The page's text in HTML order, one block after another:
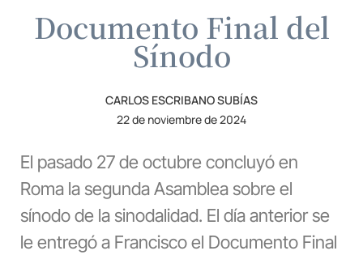
Documento Final del
Sínodo
CARLOS ESCRIBANO SUBÍAS
22 de noviembre de 2024
El pasado 27 de octubre concluyó en
Roma la segunda Asamblea sobre el
sínodo de la sinodalidad. El día anterior se
le entregó a Francisco el Documento Final